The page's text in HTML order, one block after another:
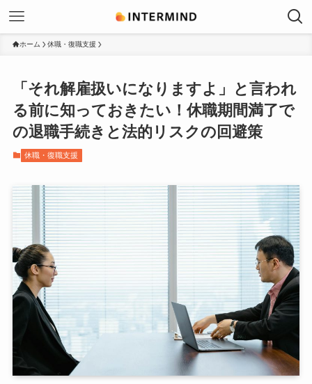
ホーム 休職・復職支援
「それ解雇扱いになりますよ」と言われ
る前に知っておきたい！休職期間満了で
の退職手続きと法的リスクの回避策
休職・復職支援